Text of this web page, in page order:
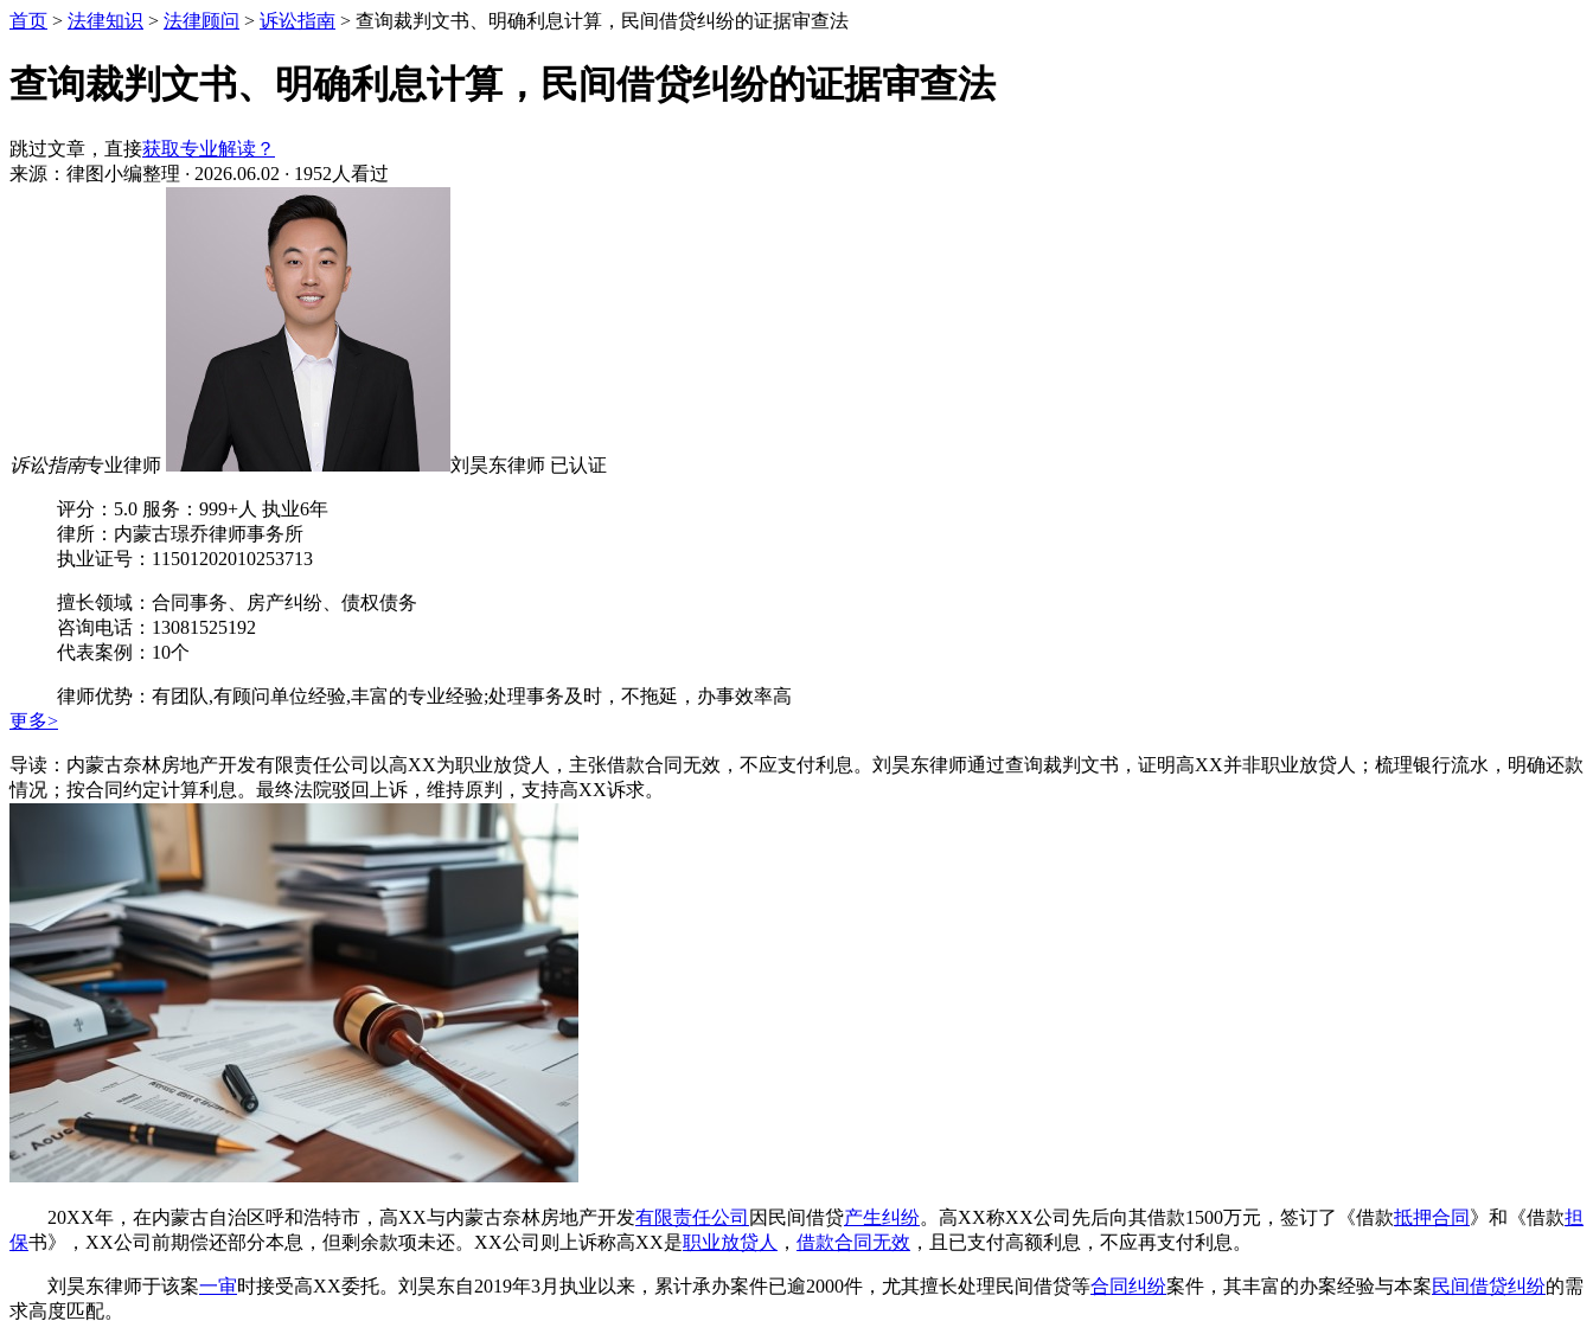
首页 > 法律知识 > 法律顾问 > 诉讼指南 > 查询裁判文书、明确利息计算，民间借贷纠纷的证据审查法
查询裁判文书、明确利息计算，民间借贷纠纷的证据审查法
跳过文章，直接获取专业解读？
来源：律图小编整理 · 2026.06.02 · 1952人看过
诉讼指南专业律师 刘昊东律师 已认证
评分：5.0 服务：999+人 执业6年
律所：内蒙古璟乔律师事务所
执业证号：11501202010253713
擅长领域：合同事务、房产纠纷、债权债务
咨询电话：13081525192
代表案例：10个
律师优势：有团队,有顾问单位经验,丰富的专业经验;处理事务及时，不拖延，办事效率高
更多>
导读：内蒙古奈林房地产开发有限责任公司以高XX为职业放贷人，主张借款合同无效，不应支付利息。刘昊东律师通过查询裁判文书，证明高XX并非职业放贷人；梳理银行流水，明确还款
情况；按合同约定计算利息。最终法院驳回上诉，维持原判，支持高XX诉求。
20XX年，在内蒙古自治区呼和浩特市，高XX与内蒙古奈林房地产开发有限责任公司 因民间借贷产生纠纷。高XX称XX公司先后向其借款1500万元，签订了《借款抵押合同 》和《借款担
保书》，XX公司前期偿还部分本息，但剩余款项未还。XX公司则上诉称高XX是职业放贷人 ， 借款合同无效 ，且已支付高额利息，不应再支付利息。
刘昊东律师于该案一审时接受高XX委托。刘昊东自2019年3月执业以来，累计承办案件已逾2000件，尤其擅长处理民间借贷等合同纠纷案件，其丰富的办案经验与本案民间借贷纠纷的需
求高度匹配。